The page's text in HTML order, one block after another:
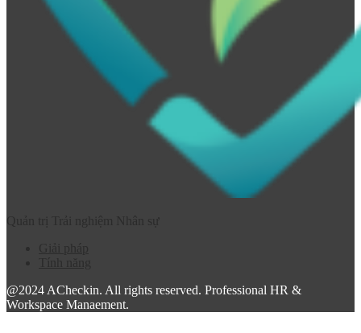
@2024 ACheckin. All rights reserved. Professional HR &
Workspace Manaement.